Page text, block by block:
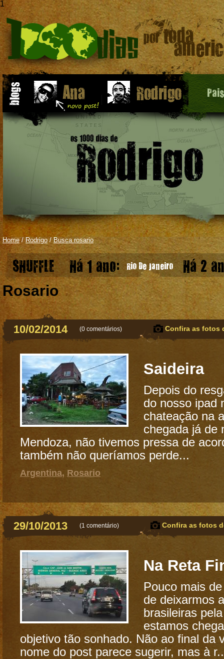
1
Home/ Rodrigo /Busca rosario
SHUFFLE Há 1 ano: Rio De Janeiro Há 2
Rosario
10/02/2014 (0 comentários) Confira as fotos
Saideira
Depois do
do nosso ipad
chateação na
chegada já de
Mendoza, não tivemos pressa de
também não queríamos perde...
Argentina, Rosario
29/10/2013 (1 comentário) Confira as fotos
Na Reta
Pouco mais
de deixarmos
brasileiras
estamos
objetivo tão sonhado. Não ao final da
nome do post parece sugerir, mas à